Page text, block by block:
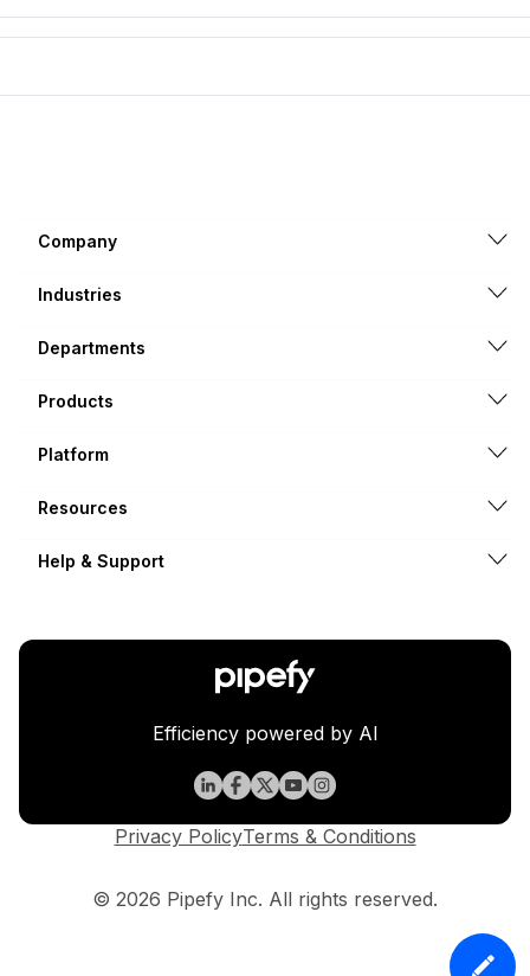
Company
Industries
Departments
Products
Platform
Resources
Help & Support
Efficiency powered by AI
© 2026 Pipefy Inc. All rights reserved.
Privacy PolicyTerms & Conditions